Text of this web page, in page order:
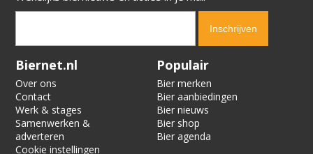
Verification code:
Biernet.nl
Over ons
Contact
Werk & stages
Samenwerken &
adverteren
Cookie instellingen
Populair
Bier merken
Bier aanbiedingen
Bier nieuws
Bier shop
Bier agenda